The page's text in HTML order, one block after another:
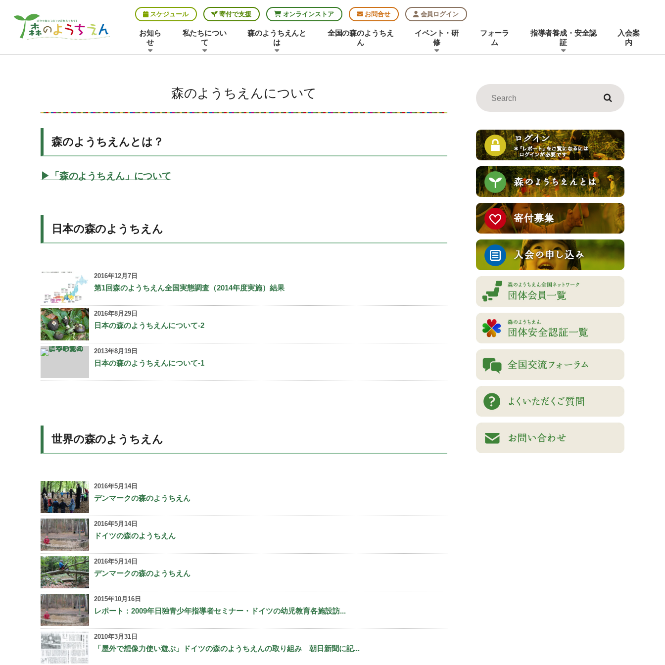
スケジュール 寄付で支援 オンラインストア お問合せ 会員ログイン
お知ら
せ
私たちについ
て
森のようちえんと
は
全国の森のようちえ
ん
イベント・研
修
フォーラ
ム
指導者養成・安全認
証
入会案
内
森のようちえんについて
森のようちえんとは？
▶︎「森のようちえん」について
日本の森のようちえん
2016年12月7日
第1回森のようちえん全国実態調査（2014年度実施）結果
2016年8月29日
日本の森のようちえんについて-2
2013年8月19日
日本の森のようちえんについて-1
世界の森のようちえん
2016年5月14日
デンマークの森のようちえん
2016年5月14日
ドイツの森のようちえん
2016年5月14日
デンマークの森のようちえん
2015年10月16日
レポート：2009年日独青少年指導者セミナー・ドイツの幼児教育各施設訪...
2010年3月31日
「屋外で想像力使い遊ぶ」ドイツの森のようちえんの取り組み 朝日新聞に記...